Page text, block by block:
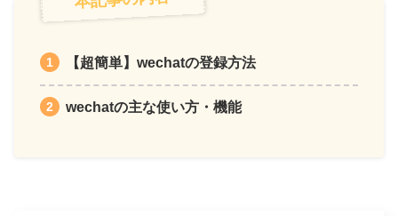
【超簡単】wechatの登録方法
wechatの主な使い方・機能